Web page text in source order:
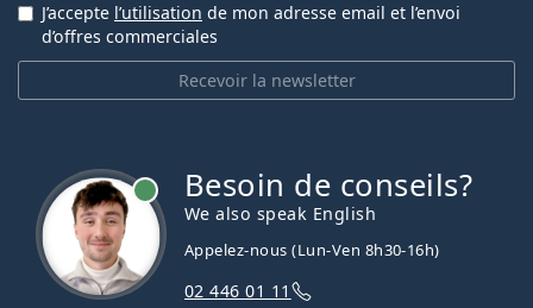
Recevoir la newsletter
J’accepte l’utilisation de mon adresse email et l’envoi
d’offres commerciales
Besoin de conseils?
We also speak English
Appelez-nous (Lun-Ven 8h30-16h)
02 446 01 11